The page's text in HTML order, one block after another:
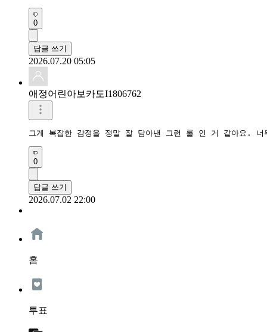
0
답글 쓰기
2026.07.20 05:05
애정어린아보카도I1806762
그게 복잡한 감정을 정말 잘 담아낸 그런 룰 인 거 같아요. 너
0
답글 쓰기
2026.07.02 22:00
홈
투표